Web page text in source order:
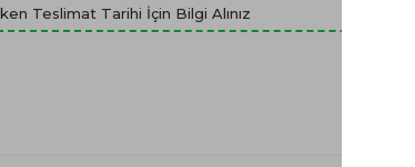
Teslimat Tarihi İçin Bilgi Alınız